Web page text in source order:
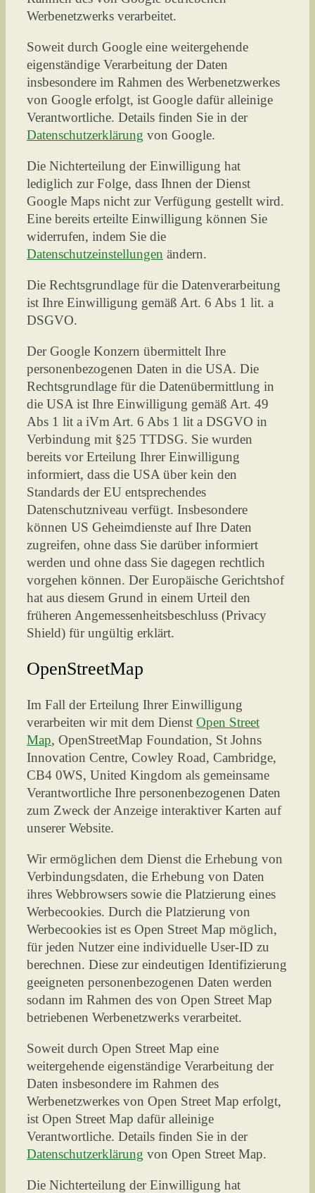
Werbenetzwerks verarbeitet.
Soweit durch Google eine weitergehende
eigenständige Verarbeitung der Daten
insbesondere im Rahmen des Werbenetzwerkes
von Google erfolgt, ist Google dafür alleinige
Verantwortliche. Details finden Sie in der
Datenschutzerklärung von Google.
Die Nichterteilung der Einwilligung hat
lediglich zur Folge, dass Ihnen der Dienst
Google Maps nicht zur Verfügung gestellt wird.
Eine bereits erteilte Einwilligung können Sie
widerrufen, indem Sie die
Datenschutzeinstellungen ändern.
Die Rechtsgrundlage für die Datenverarbeitung
ist Ihre Einwilligung gemäß Art. 6 Abs 1 lit. a
DSGVO.
Der Google Konzern übermittelt Ihre
personenbezogenen Daten in die USA. Die
Rechtsgrundlage für die Datenübermittlung in
die USA ist Ihre Einwilligung gemäß Art. 49
Abs 1 lit a iVm Art. 6 Abs 1 lit a DSGVO in
Verbindung mit §25 TTDSG. Sie wurden
bereits vor Erteilung Ihrer Einwilligung
informiert, dass die USA über kein den
Standards der EU entsprechendes
Datenschutzniveau verfügt. Insbesondere
können US Geheimdienste auf Ihre Daten
zugreifen, ohne dass Sie darüber informiert
werden und ohne dass Sie dagegen rechtlich
vorgehen können. Der Europäische Gerichtshof
hat aus diesem Grund in einem Urteil den
früheren Angemessenheitsbeschluss (Privacy
Shield) für ungültig erklärt.
OpenStreetMap
Im Fall der Erteilung Ihrer Einwilligung
verarbeiten wir mit dem Dienst Open Street
Map, OpenStreetMap Foundation, St Johns
Innovation Centre, Cowley Road, Cambridge,
CB4 0WS, United Kingdom als gemeinsame
Verantwortliche Ihre personenbezogenen Daten
zum Zweck der Anzeige interaktiver Karten auf
unserer Website.
Wir ermöglichen dem Dienst die Erhebung von
Verbindungsdaten, die Erhebung von Daten
ihres Webbrowsers sowie die Platzierung eines
Werbecookies. Durch die Platzierung von
Werbecookies ist es Open Street Map möglich,
für jeden Nutzer eine individuelle User-ID zu
berechnen. Diese zur eindeutigen Identifizierung
geeigneten personenbezogenen Daten werden
sodann im Rahmen des von Open Street Map
betriebenen Werbenetzwerks verarbeitet.
Soweit durch Open Street Map eine
weitergehende eigenständige Verarbeitung der
Daten insbesondere im Rahmen des
Werbenetzwerkes von Open Street Map erfolgt,
ist Open Street Map dafür alleinige
Verantwortliche. Details finden Sie in der
Datenschutzerklärung von Open Street Map.
Die Nichterteilung der Einwilligung hat